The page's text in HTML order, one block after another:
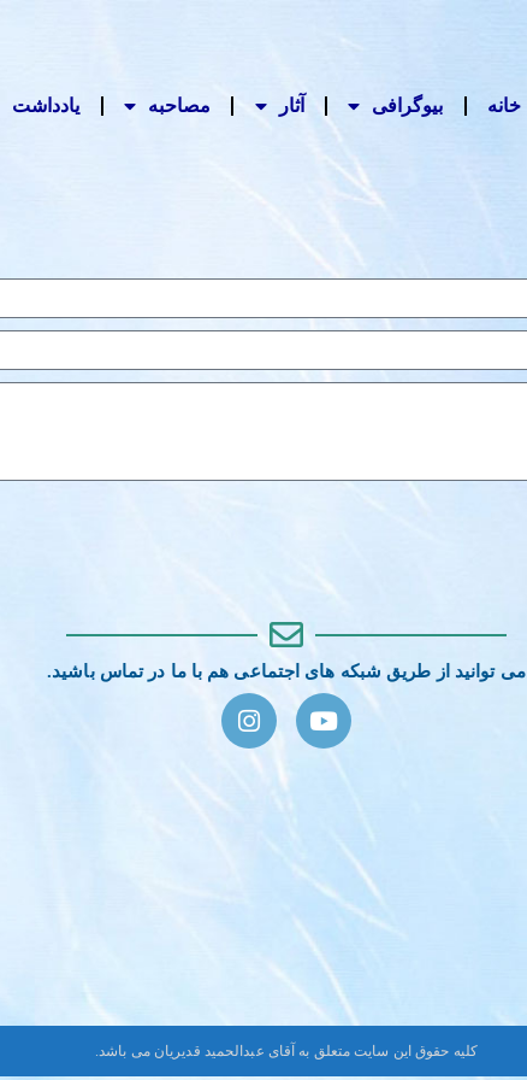
خانه بیوگرافی آثار مصاحبه‌ یادداشت‌
می توانید از طریق شبکه های اجتماعی هم با ما در تماس باشید.
کلیه حقوق این سایت متعلق به آقای عبدالحمید قدیریان می باشد.